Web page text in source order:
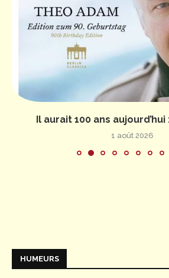
Il aurait 100 ans
1 août 2026
HUMEURS